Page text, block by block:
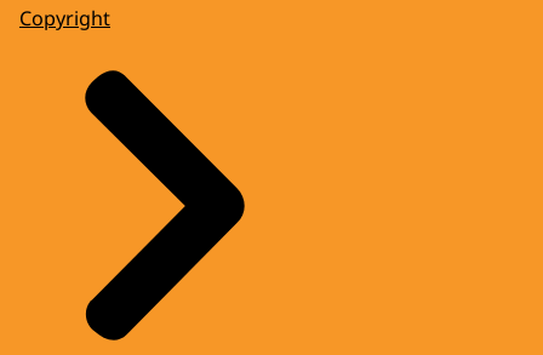
Copyright